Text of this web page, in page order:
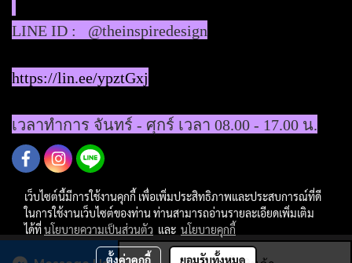
LINE ID : @theinspiredesign
https://lin.ee/ypztGxj
เวลาทำการ จันทร์ - ศุกร์ เวลา 08.00 - 17.00 น.
ผู้เข้าชมวันนี้ 145
เว็บไซต์นี้มีการใช้งานคุกกี้ เพื่อเพิ่มประสิทธิภาพและประสบการณ์ที่ดี
ในการใช้งานเว็บไซต์ของท่าน ท่านสามารถอ่านรายละเอียดเพิ่มเติม
ได้ที่นโยบายความเป็นส่วนตัว และ นโยบายคุกกี้
ตั้งค่าคุกกี้ ยอมรับทั้งหมด